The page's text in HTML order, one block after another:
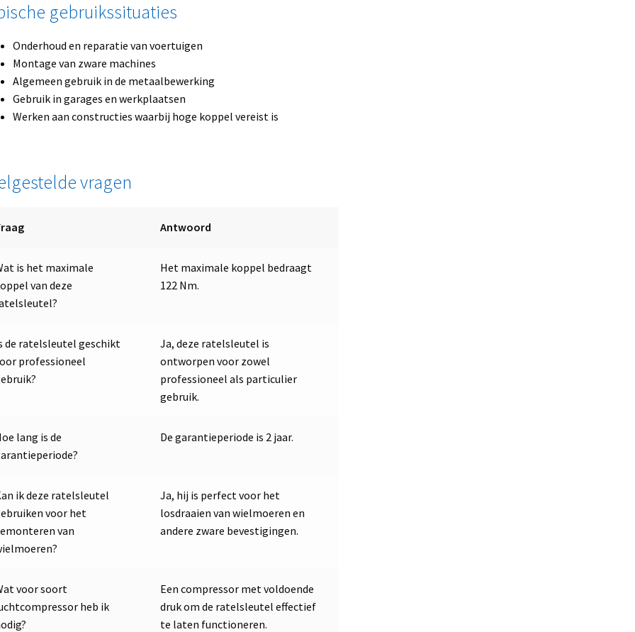
gebruikssituaties
Onderhoud en reparatie van voertuigen
Montage van zware machines
Algemeen gebruik in de metaalbewerking
Gebruik in garages en werkplaatsen
Werken aan constructies waarbij hoge koppel vereist is
vragen
Antwoord
is het maximale
van deze
Het maximale koppel bedraagt
122 Nm.
de ratelsleutel geschikt
professioneel
Ja, deze ratelsleutel is
ontworpen voor zowel
professioneel als particulier
gebruik.
lang is de
De garantieperiode is 2 jaar.
ik deze ratelsleutel
voor het
van
Ja, hij is perfect voor het
losdraaien van wielmoeren en
andere zware bevestigingen.
voor soort
heb ik
Een compressor met voldoende
druk om de ratelsleutel effectief
te laten functioneren.